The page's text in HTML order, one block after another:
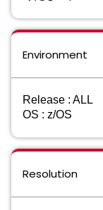
Environment
Release : ALL
OS : z/OS
Resolution